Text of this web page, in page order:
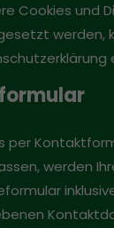
Cookies und
werden,
per
werden